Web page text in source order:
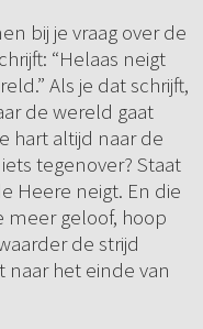
bij je vraag over de
“Helaas neigt
Als je dat schrijft,
de wereld gaat
hart altijd naar de
tegenover? Staat
Heere neigt. En die
meer geloof, hoop
de strijd
naar het einde van